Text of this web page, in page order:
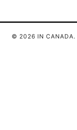
© 2026 IN CANADA.